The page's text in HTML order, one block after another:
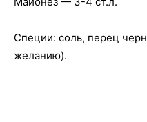
Специи: соль, перец
желанию).